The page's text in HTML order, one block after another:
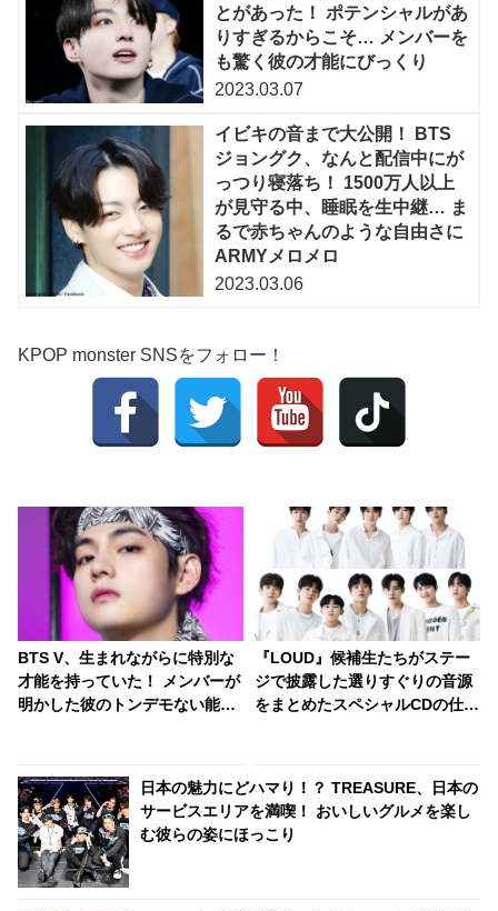
とがあった！ ポテンシャルがあ
りすぎるからこそ… メンバーを
も驚く彼の才能にびっくり
2023.03.07
イビキの音まで大公開！ BTS
ジョングク、なんと配信中にが
っつり寝落ち！ 1500万人以上
が見守る中、睡眠を生中継… ま
るで赤ちゃんのような自由さに
ARMYメロメロ
2023.03.06
KPOP monster SNSをフォロー！
BTS V、生まれながらに特別な
才能を持っていた！ メンバーが
明かした彼のトンデモない能
『LOUD』候補生たちがステー
ジで披露した選りすぐりの音源
をまとめたスペシャルCDの仕
日本の魅力にどハマり！？ TREASURE、日本の
サービスエリアを満喫！ おいしいグルメを楽し
む彼らの姿にほっこり